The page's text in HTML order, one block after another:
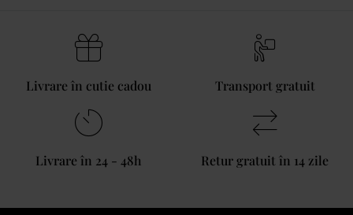
Livrare în cutie cadou Transport gratuit
Livrare în 24 - 48h Retur gratuit în 14 zile